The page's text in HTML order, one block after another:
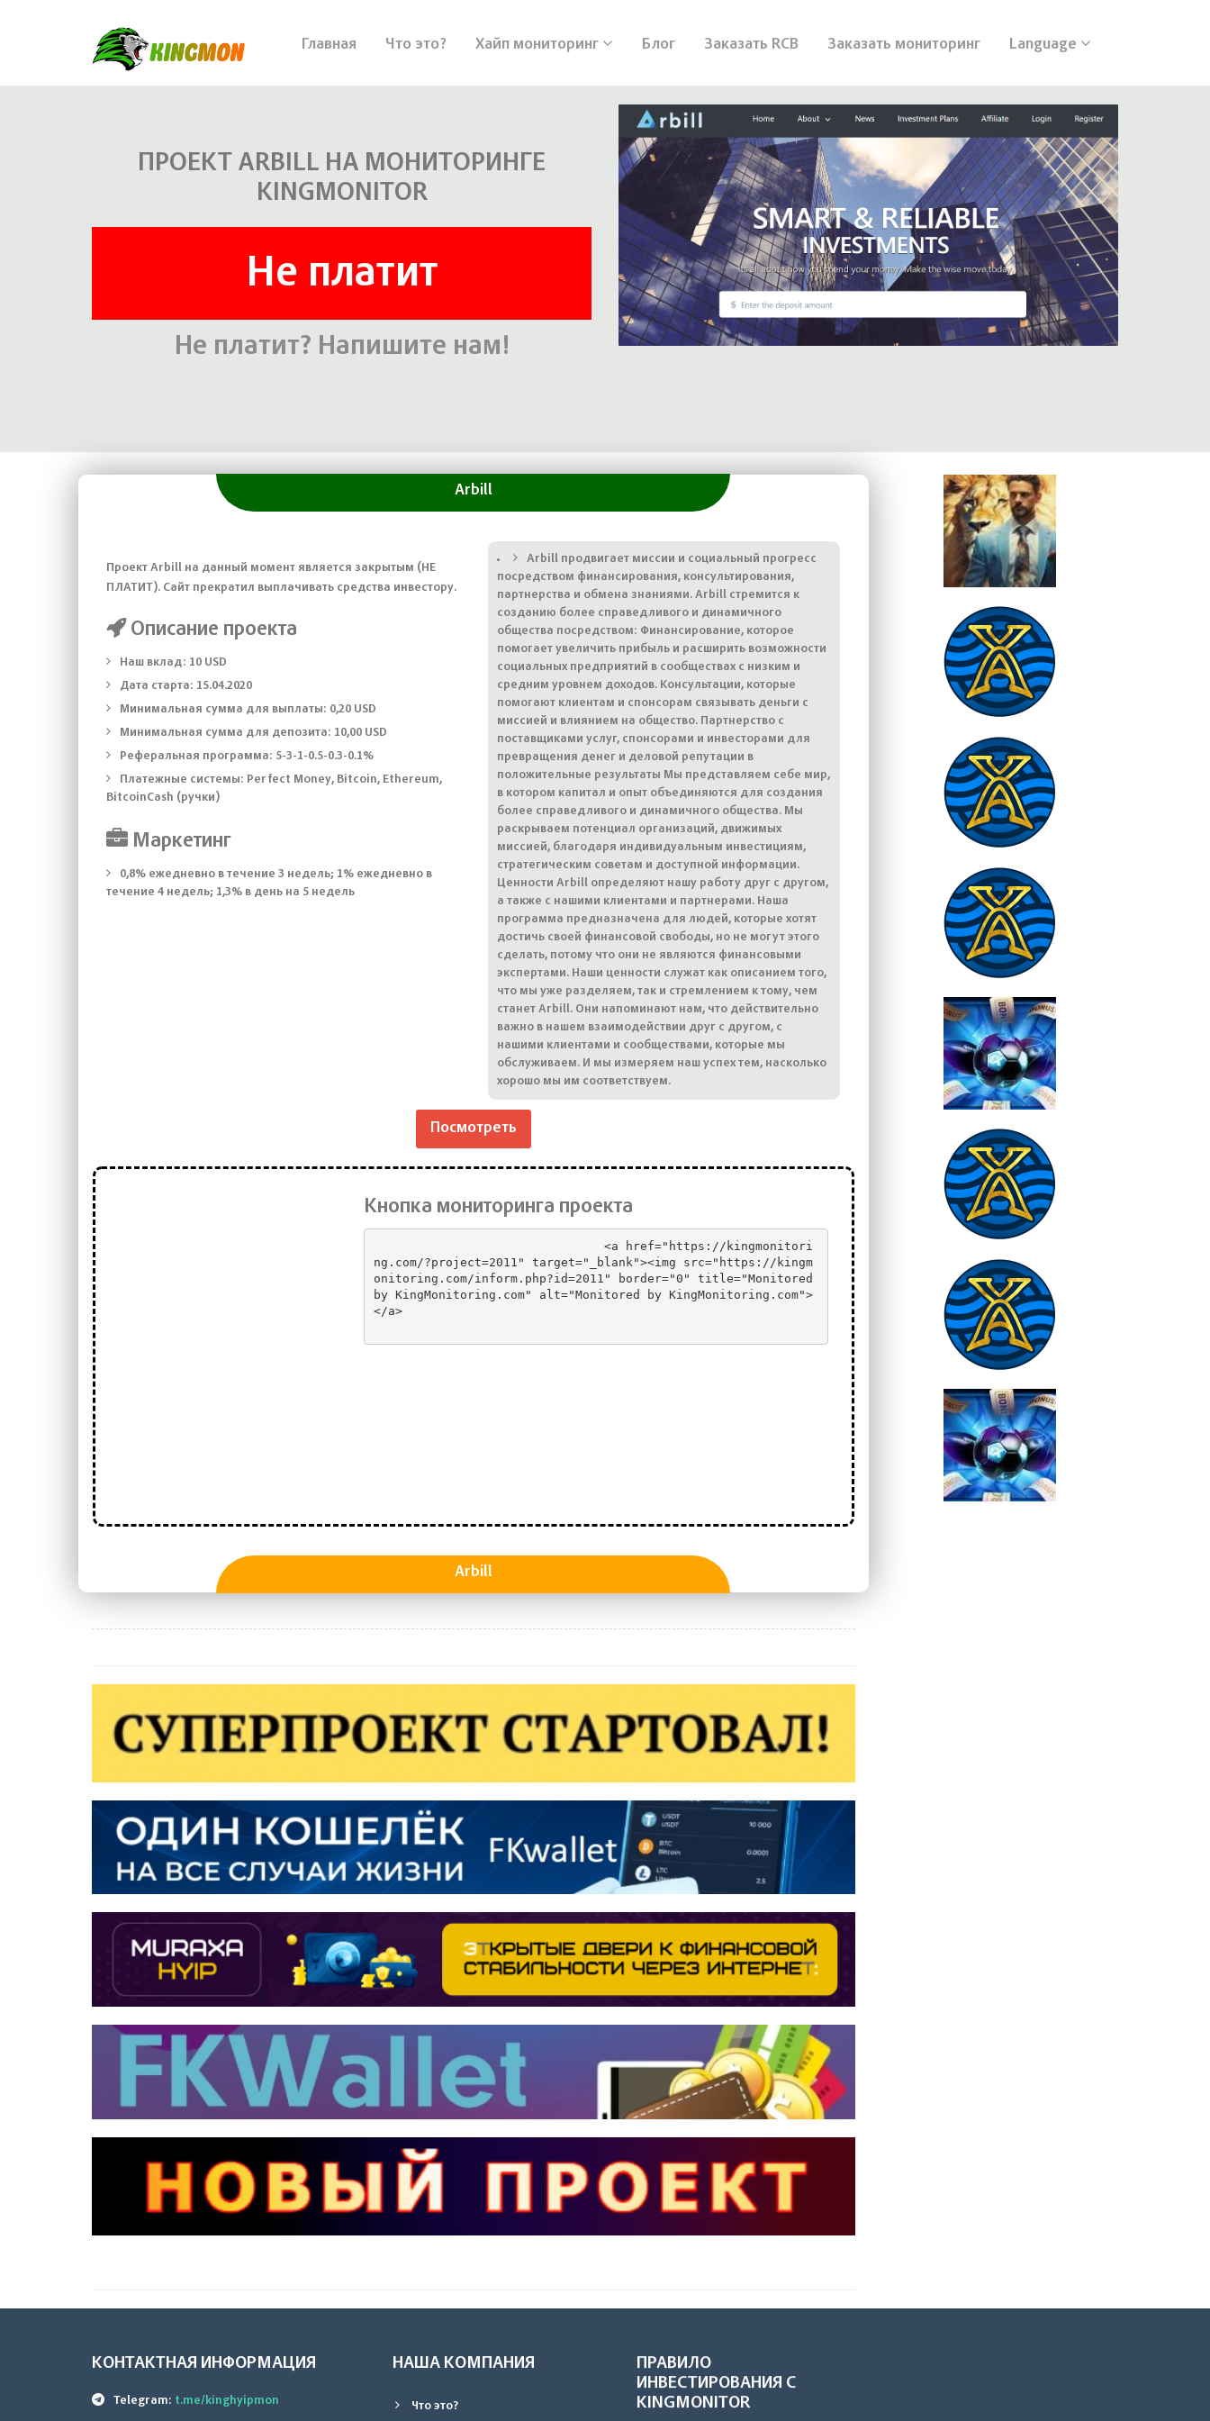
Главная Что это? Хайп мониторинг Блог Заказать RCB Заказать мониторинг Language
ПРОЕКТ ARBILL НА МОНИТОРИНГЕ
KINGMONITOR
Не платит
Не платит? Напишите нам!
Arbill
Проект Arbill на данный момент является закрытым (НЕ
ПЛАТИТ). Сайт прекратил выплачивать средства инвестору.
Описание проекта
Наш вклад: 10 USD
Дата старта: 15.04.2020
Минимальная сумма для выплаты: 0,20 USD
Минимальная сумма для депозита: 10,00 USD
Реферальная программа: 5-3-1-0.5-0.3-0.1%
Платежные системы: Perfect Money, Bitcoin, Ethereum,
BitcoinCash (ручки)
Маркетинг
0,8% ежедневно в течение 3 недель; 1% ежедневно в
течение 4 недель; 1,3% в день на 5 недель
Arbill продвигает миссии и социальный прогресс
посредством финансирования, консультирования,
партнерства и обмена знаниями. Arbill стремится к
созданию более справедливого и динамичного
общества посредством: Финансирование, которое
помогает увеличить прибыль и расширить возможности
социальных предприятий в сообществах с низким и
средним уровнем доходов. Консультации, которые
помогают клиентам и спонсорам связывать деньги с
миссией и влиянием на общество. Партнерство с
поставщиками услуг, спонсорами и инвесторами для
превращения денег и деловой репутации в
положительные результаты Мы представляем себе мир,
в котором капитал и опыт объединяются для создания
более справедливого и динамичного общества. Мы
раскрываем потенциал организаций, движимых
миссией, благодаря индивидуальным инвестициям,
стратегическим советам и доступной информации.
Ценности Arbill определяют нашу работу друг с другом,
а также с нашими клиентами и партнерами. Наша
программа предназначена для людей, которые хотят
достичь своей финансовой свободы, но не могут этого
сделать, потому что они не являются финансовыми
экспертами. Наши ценности служат как описанием того,
что мы уже разделяем, так и стремлением к тому, чем
станет Arbill. Они напоминают нам, что действительно
важно в нашем взаимодействии друг с другом, с
нашими клиентами и сообществами, которые мы
обслуживаем. И мы измеряем наш успех тем, насколько
хорошо мы им соответствуем.
Посмотреть
Кнопка мониторинга проекта
ng.com/?project=2011" target="_blank"><img src="https://kingm
onitoring.com/inform.php?id=2011" border="0" title="Monitored
by KingMonitoring.com" alt="Monitored by KingMonitoring.com">
</a>
Arbill
КОНТАКТНАЯ ИНФОРМАЦИЯ
Telegram: t.me/kinghyipmon
НАША КОМПАНИЯ
Что это?
ПРАВИЛО
ИНВЕСТИРОВАНИЯ С
KINGMONITOR